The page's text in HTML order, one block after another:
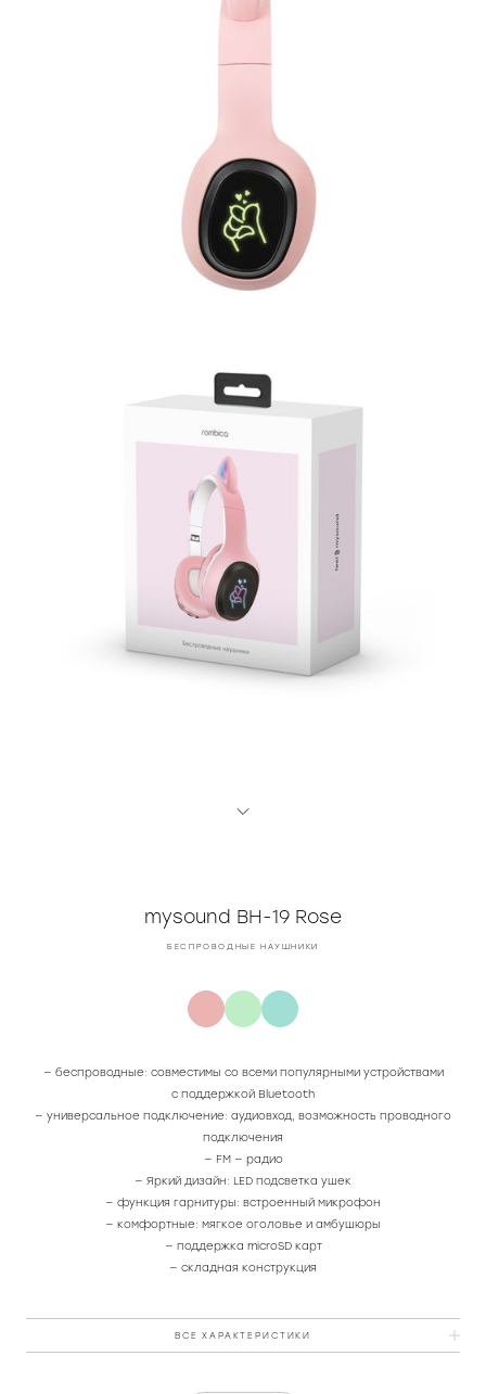
Часы
Стерилизаторы
Пылесосы
Роботы-пылесосы
Вертикальные
mysound BH-19 Rose
БЕСПРОВОДНЫЕ НАУШНИКИ
— беспроводные: совместимы со всеми популярными устройствами
с поддержкой Bluetooth
— универсальное подключение: аудиовход, возможность проводного
подключения
— FM — радио
— Яркий дизайн: LED подсветка ушек
— функция гарнитуры: встроенный микрофон
— комфортные: мягкое оголовье и амбушюры
— поддержка microSD карт
— складная конструкция
ВСЕ ХАРАКТЕРИСТИКИ